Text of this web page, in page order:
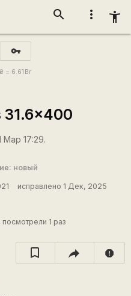
more_vert accessibility_new
search
vpn_key
₴ = 6.61 Br
31.6x400
Мар 17:29.
новый
исправлено 1 Дек, 2025
1 раз
report